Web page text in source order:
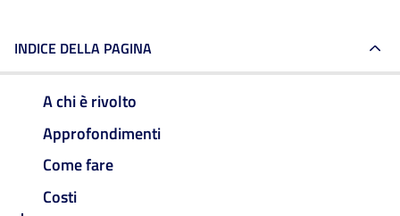
INDICE DELLA PAGINA
A chi è rivolto
Approfondimenti
Come fare
Costi